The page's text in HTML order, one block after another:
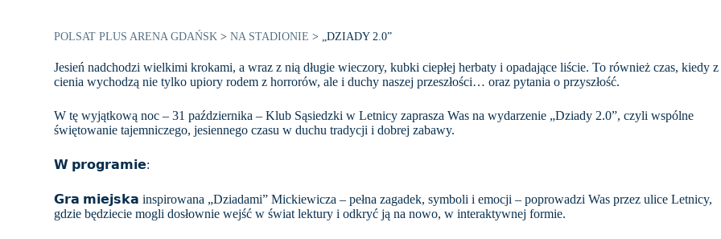
POLSAT PLUS ARENA GDAŃSK >NA STADIONIE > „DZIADY 2.0”
Jesień nadchodzi wielkimi krokami, a wraz z nią długie wieczory, kubki ciepłej herbaty i opadające liście. To również czas, kiedy z
cienia wychodzą nie tylko upiory rodem z horrorów, ale i duchy naszej przeszłości… oraz pytania o przyszłość.
W tę wyjątkową noc – 31 października – Klub Sąsiedzki w Letnicy zaprasza Was na wydarzenie „Dziady 2.0”, czyli wspólne
świętowanie tajemniczego, jesiennego czasu w duchu tradycji i dobrej zabawy.
𝗪 𝗽𝗿𝗼𝗴𝗿𝗮𝗺𝗶𝗲:
𝗚𝗿𝗮 𝗺𝗶𝗲𝗷𝘀𝗸𝗮 inspirowana „Dziadami” Mickiewicza – pełna zagadek, symboli i emocji – poprowadzi Was przez ulice Letnicy,
gdzie będziecie mogli dosłownie wejść w świat lektury i odkryć ją na nowo, w interaktywnej formie.